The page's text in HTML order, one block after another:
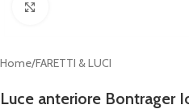
Home/FARETTI & LUCI
Luce anteriore Bontrager